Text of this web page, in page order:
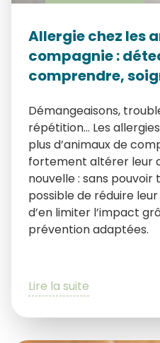
Allergie chez les
compagnie :
comprendre,
Démangeaisons,
répétition… Les
plus d’animaux de
fortement altérer leur
nouvelle : sans pouvoir
possible de réduire
d’en limiter l’impact
prévention adaptées.
Lire la suite